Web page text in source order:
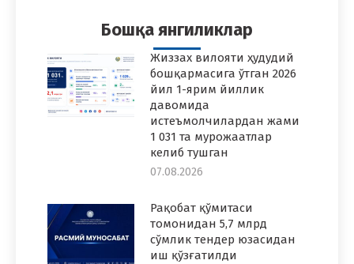
Бошқа янгиликлар
Жиззах вилояти ҳудудий
бошқармасига ўтган 2026
йил 1-ярим йиллик
давомида
истеъмолчилардан жами
1 031 та мурожаатлар
келиб тушган
07.08.2026
Рақобат қўмитаси
томонидан 5,7 млрд
сўмлик тендер юзасидан
иш қўзғатилди